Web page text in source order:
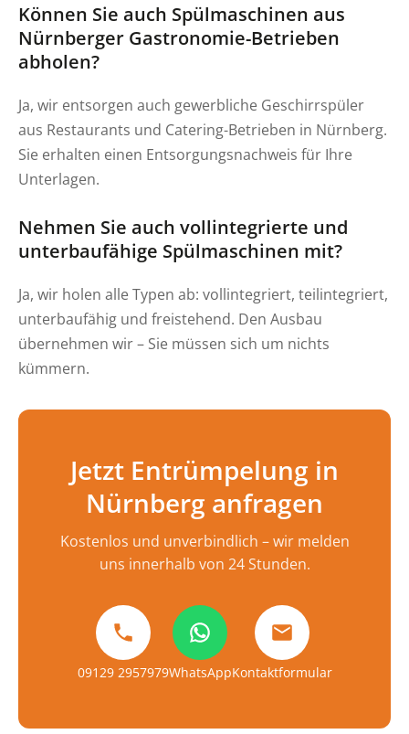
Können Sie auch Spülmaschinen aus
Nürnberger Gastronomie-Betrieben
abholen?
Ja, wir entsorgen auch gewerbliche Geschirrspüler
aus Restaurants und Catering-Betrieben in Nürnberg.
Sie erhalten einen Entsorgungsnachweis für Ihre
Unterlagen.
Nehmen Sie auch vollintegrierte und
unterbaufähige Spülmaschinen mit?
Ja, wir holen alle Typen ab: vollintegriert, teilintegriert,
unterbaufähig und freistehend. Den Ausbau
übernehmen wir – Sie müssen sich um nichts
kümmern.
Jetzt Entrümpelung in
Nürnberg anfragen
Kostenlos und unverbindlich – wir melden
uns innerhalb von 24 Stunden.
09129 2957979WhatsAppKontaktformular